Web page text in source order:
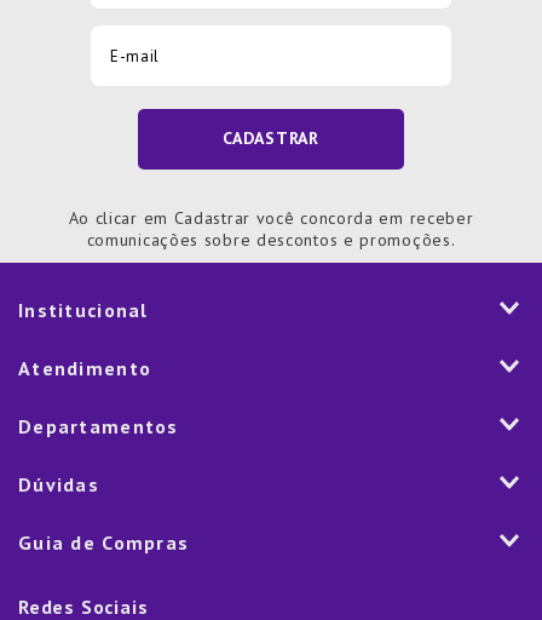
CADASTRAR
Ao clicar em Cadastrar você concorda em receber
comunicações sobre descontos e promoções.
Institucional
História
Nossas Lojas
Marketplace
Atendimento
Fale Conosco
Trocas e Devoluções
Rastreamento de pedido
Departamentos
Mesa
Eletroportáteis
Dúvidas
Como Comprar
Política de Cookies
Guia de Compras
Redes Sociais